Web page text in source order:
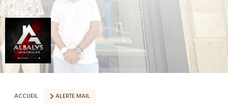
ACCUEIL ALERTE MAIL